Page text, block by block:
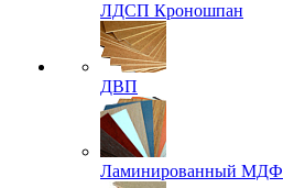
ЛДСП Кроношпан
ДВП
Ламинированный МДФ